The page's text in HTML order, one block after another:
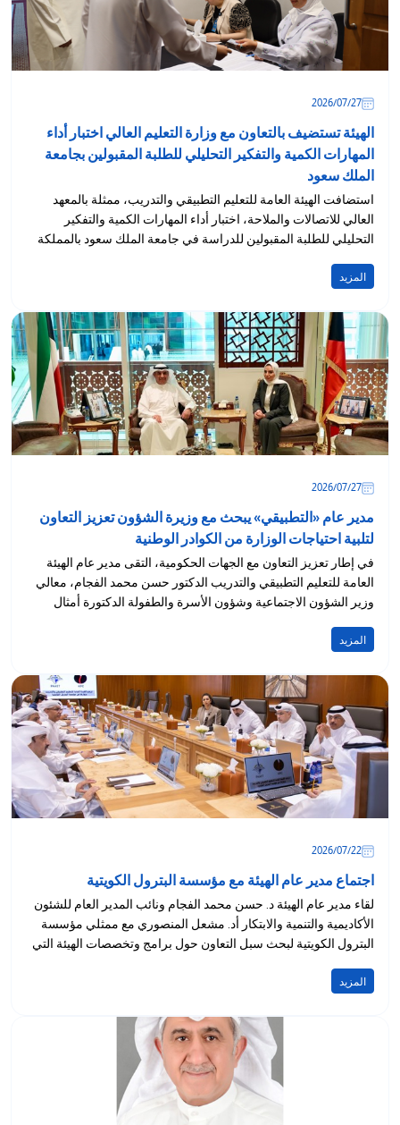
27‏/07‏/2026
الهيئة تستضيف بالتعاون مع وزارة التعليم العالي اختبار أداء
المهارات الكمية والتفكير التحليلي للطلبة المقبولين بجامعة
الملك سعود
استضافت الهيئة العامة للتعليم التطبيقي والتدريب، ممثلة بالمعهد
العالي للاتصالات والملاحة، اختبار أداء المهارات الكمية والتفكير
التحليلي للطلبة المقبولين للدراسة في جامعة الملك سعود بالمملكة
المزيد
27‏/07‏/2026
مدير عام «التطبيقي» يبحث مع وزيرة الشؤون تعزيز التعاون
لتلبية احتياجات الوزارة من الكوادر الوطنية
في إطار تعزيز التعاون مع الجهات الحكومية، التقى مدير عام الهيئة
العامة للتعليم التطبيقي والتدريب الدكتور حسن محمد الفجام، معالي
وزير الشؤون الاجتماعية وشؤون الأسرة والطفولة الدكتورة أمثال
المزيد
22‏/07‏/2026
اجتماع مدير عام الهيئة مع مؤسسة البترول الكويتية
لقاء مدير عام الهيئة د. حسن محمد الفجام ونائب المدير العام للشئون
الأكاديمية والتنمية والابتكار أد. مشعل المنصوري مع ممثلي مؤسسة
البترول الكويتية لبحث سبل التعاون حول برامج وتخصصات الهيئة التي
المزيد